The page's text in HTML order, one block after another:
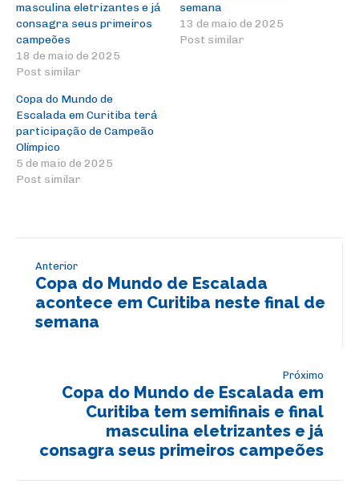
masculina eletrizantes e já
consagra seus primeiros
campeões
18 de maio de 2025
Post similar
semana
13 de maio de 2025
Post similar
Copa do Mundo de
Escalada em Curitiba terá
participação de Campeão
Olímpico
5 de maio de 2025
Post similar
Anterior
Copa do Mundo de Escalada
acontece em Curitiba neste final de
semana
Próximo
Copa do Mundo de Escalada em
Curitiba tem semifinais e final
masculina eletrizantes e já
consagra seus primeiros campeões